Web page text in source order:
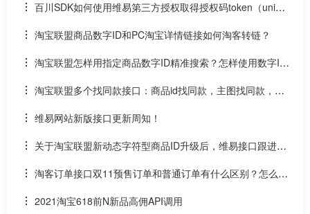
百川SDK如何使用维易第三方授权取得授权码token（uniap
p）淘宝联盟商品数字ID和PC淘宝详情链接如何淘客转链？
淘宝联盟怎样用指定商品数字ID精准搜索？怎样使用数字ID
和场景ID2转链？
淘宝联盟多个找同款接口：商品id找同款，主图找同款，SK
U找同款
维易网站新版接口更新周知！
关于淘宝联盟新动态字符型商品ID升级后，维易接口跟进情
况和API调用说明
淘客订单接口双11预售订单和普通订单有什么区别？怎么区
分是淘客双11预售订单是否已付尾款？预售中支付了定金的宝
2021淘宝618前N新品高佣API调用